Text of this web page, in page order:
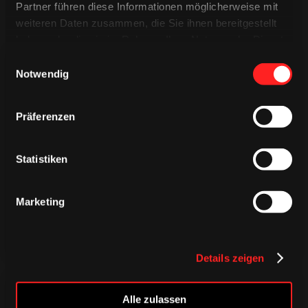
Partner führen diese Informationen möglicherweise mit
weiteren Daten zusammen, die Sie ihnen bereitgestellt
Notwendig
Präferenzen
Statistiken
Marketing
Details zeigen
Alle zulassen